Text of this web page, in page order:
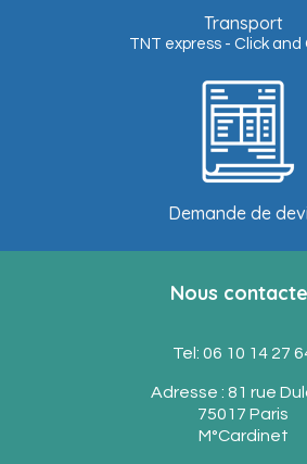
Transport
TNT express - Click and
Demande de
Nous
Tel: 06 10 14 27
Adresse : 81 rue
75017 Paris
M°Cardinet